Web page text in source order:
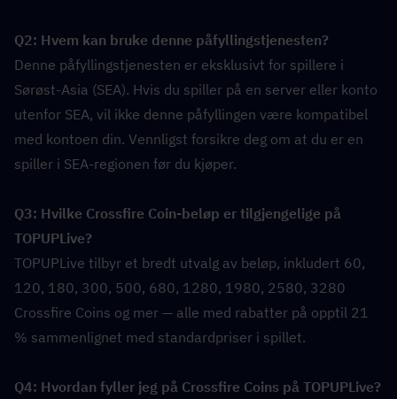
Q2: Hvem kan bruke denne påfyllingstjenesten?
Denne påfyllingstjenesten er eksklusivt for spillere i
Sørøst-Asia (SEA). Hvis du spiller på en server eller konto
utenfor SEA, vil ikke denne påfyllingen være kompatibel
med kontoen din. Vennligst forsikre deg om at du er en
spiller i SEA-regionen før du kjøper.
Q3: Hvilke Crossfire Coin-beløp er tilgjengelige på
TOPUPLive?
TOPUPLive tilbyr et bredt utvalg av beløp, inkludert 60,
120, 180, 300, 500, 680, 1280, 1980, 2580, 3280
Crossfire Coins og mer — alle med rabatter på opptil 21
% sammenlignet med standardpriser i spillet.